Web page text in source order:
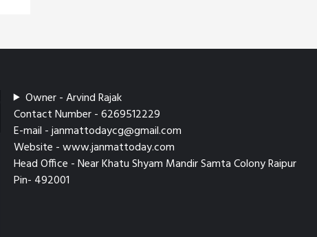
Owner - Arvind Rajak
Contact Number - 6269512229
E-mail - janmattodaycg@gmail.com
Website - www.janmattoday.com
Head Office - Near Khatu Shyam Mandir Samta Colony Raipur
Pin- 492001